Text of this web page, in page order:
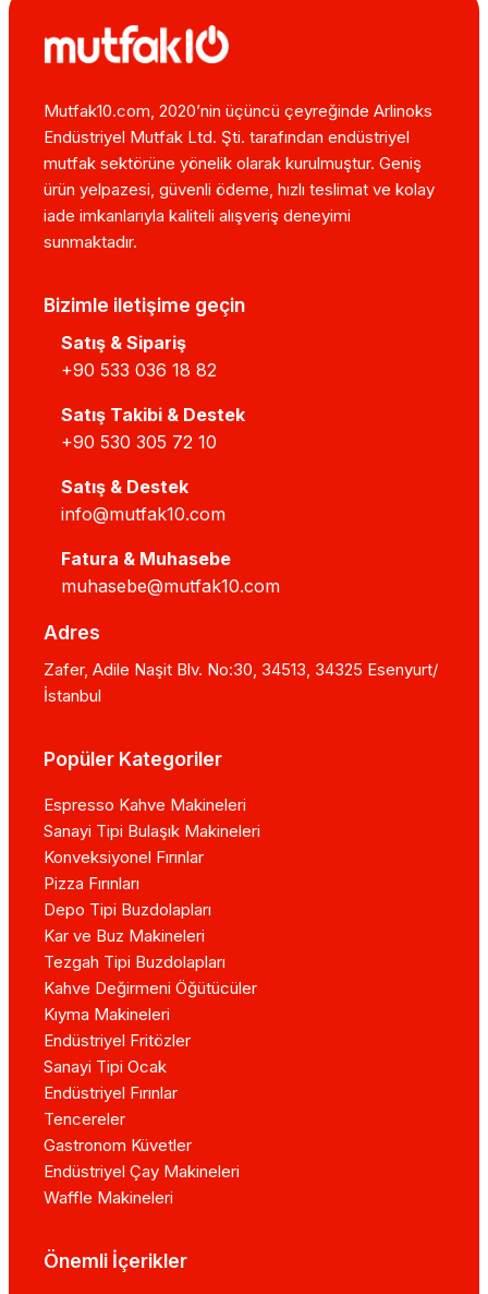
Mutfak10.com, 2020’nin üçüncü çeyreğinde Arlinoks
Endüstriyel Mutfak Ltd. Şti. tarafından endüstriyel
mutfak sektörüne yönelik olarak kurulmuştur. Geniş
ürün yelpazesi, güvenli ödeme, hızlı teslimat ve kolay
iade imkanlarıyla kaliteli alışveriş deneyimi
sunmaktadır.
Bizimle iletişime geçin
Satış & Sipariş
+90 533 036 18 82
Satış Takibi & Destek
+90 530 305 72 10
Satış & Destek
info@mutfak10.com
Fatura & Muhasebe
muhasebe@mutfak10.com
Adres
Zafer, Adile Naşit Blv. No:30, 34513, 34325 Esenyurt/
İstanbul
Popüler Kategoriler
Espresso Kahve Makineleri
Sanayi Tipi Bulaşık Makineleri
Konveksiyonel Fırınlar
Pizza Fırınları
Depo Tipi Buzdolapları
Kar ve Buz Makineleri
Tezgah Tipi Buzdolapları
Kahve Değirmeni Öğütücüler
Kıyma Makineleri
Endüstriyel Fritözler
Sanayi Tipi Ocak
Endüstriyel Fırınlar
Tencereler
Gastronom Küvetler
Endüstriyel Çay Makineleri
Waffle Makineleri
Önemli İçerikler